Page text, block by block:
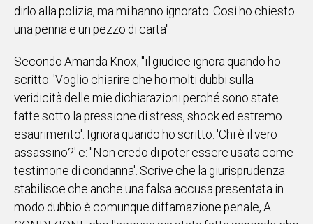
dirlo alla polizia, ma mi hanno ignorato. Così ho chiesto
una penna e un pezzo di carta".
Secondo Amanda Knox, "il giudice ignora quando ho
scritto: 'Voglio chiarire che ho molti dubbi sulla
veridicità delle mie dichiarazioni perché sono state
fatte sotto la pressione di stress, shock ed estremo
esaurimento'. Ignora quando ho scritto: 'Chi è il vero
assassino?' e: "Non credo di poter essere usata come
testimone di condanna'. Scrive che la giurisprudenza
stabilisce che anche una falsa accusa presentata in
modo dubbio è comunque diffamazione penale, A